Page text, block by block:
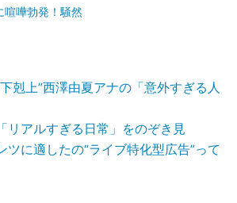
喧嘩勃発！騒然
剋上”西澤由夏アナの「意外すぎる人
リアルすぎる日常」をのぞき見
ツに適したの“ライブ特化型広告”って